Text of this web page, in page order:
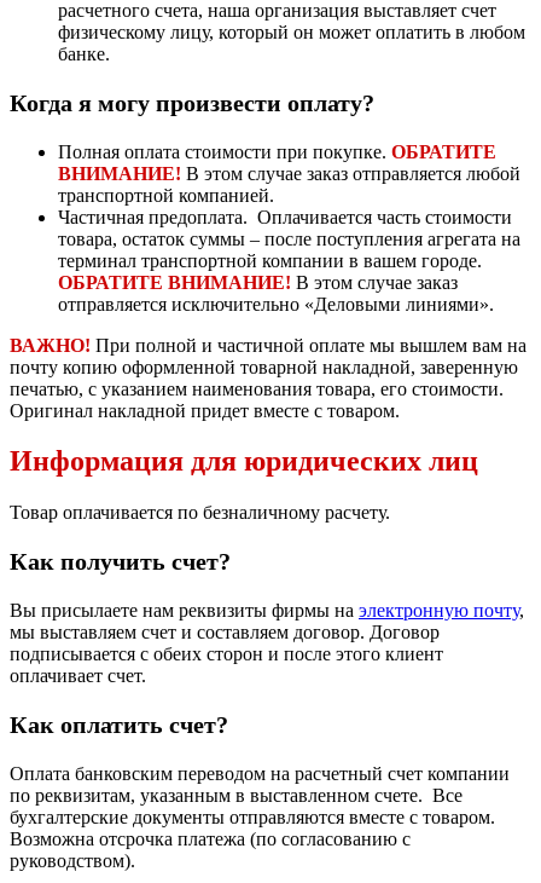
расчетного счета, наша организация выставляет счет
физическому лицу, который он может оплатить в любом
банке.
Когда я могу произвести оплату?
Полная оплата стоимости при покупке. ОБРАТИТЕ
ВНИМАНИЕ! В этом случае заказ отправляется любой
транспортной компанией.
Частичная предоплата. Оплачивается часть стоимости
товара, остаток суммы – после поступления агрегата на
терминал транспортной компании в вашем городе.
ОБРАТИТЕ ВНИМАНИЕ! В этом случае заказ
отправляется исключительно «Деловыми линиями».
ВАЖНО! При полной и частичной оплате мы вышлем вам на
почту копию оформленной товарной накладной, заверенную
печатью, с указанием наименования товара, его стоимости.
Оригинал накладной придет вместе с товаром.
Информация для юридических лиц
Товар оплачивается по безналичному расчету.
Как получить счет?
Вы присылаете нам реквизиты фирмы на электронную почту,
мы выставляем счет и составляем договор. Договор
подписывается с обеих сторон и после этого клиент
оплачивает счет.
Как оплатить счет?
Оплата банковским переводом на расчетный счет компании
по реквизитам, указанным в выставленном счете. Все
бухгалтерские документы отправляются вместе с товаром.
Возможна отсрочка платежа (по согласованию с
руководством).